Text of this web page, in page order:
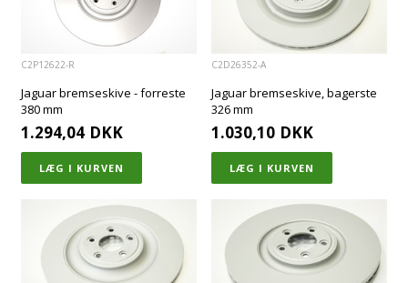
C2P12622-R
Jaguar bremseskive - forreste
380 mm
1.294,04 DKK
C2D26352-A
Jaguar bremseskive, bagerste
326 mm
1.030,10 DKK